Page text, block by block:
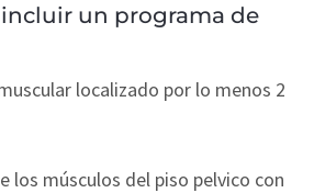
un programa de
localizado por lo menos 2
los músculos del piso pelvico con